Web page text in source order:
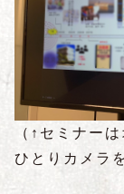
（↑セミナー
ひとりカメラ